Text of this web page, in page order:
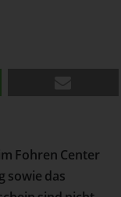
Fohren Center
sowie das